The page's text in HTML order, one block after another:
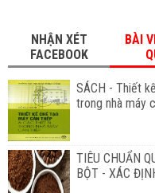
NHẬN XÉT
FACEBOOK
BÀI
SÁCH - Thiết
trong nhà máy
TIÊU CHUẨN
BỘT - XÁC